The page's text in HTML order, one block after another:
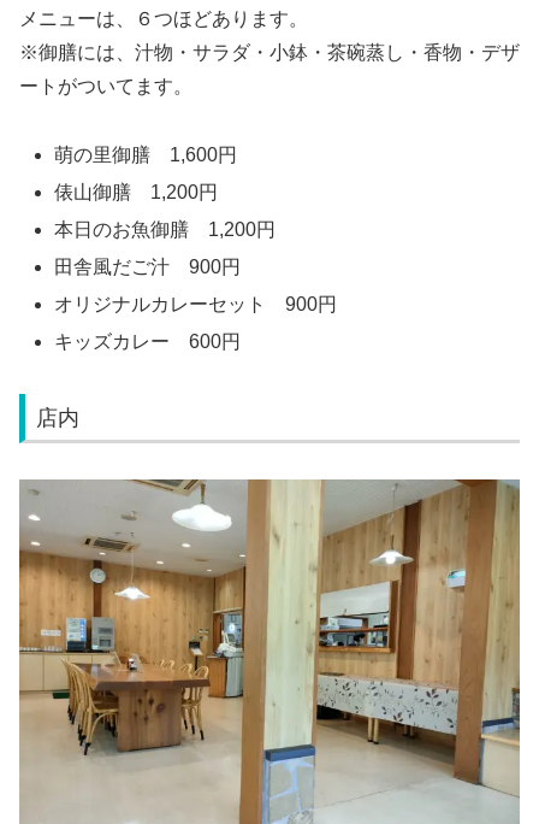
メニューは、６つほどあります。
※御膳には、汁物・サラダ・小鉢・茶碗蒸し・香物・デザ
ートがついてます。
萌の里御膳 1,600円
俵山御膳 1,200円
本日のお魚御膳 1,200円
田舎風だご汁 900円
オリジナルカレーセット 900円
キッズカレー 600円
店内